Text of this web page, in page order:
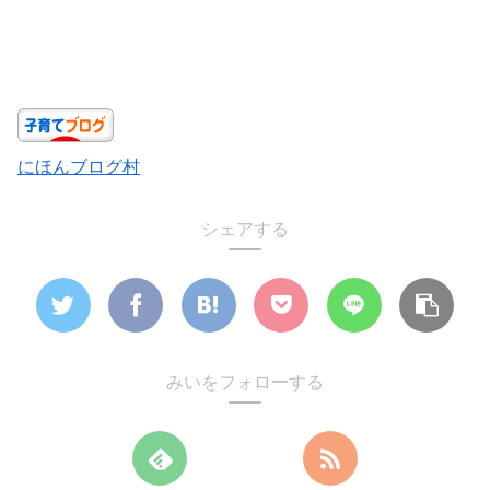
にほんブログ村
シェアする
みいをフォローする